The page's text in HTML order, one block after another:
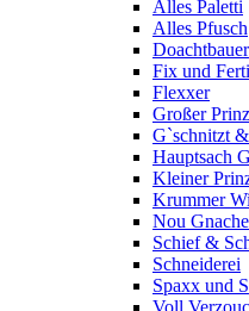
Alles Paletti
Alles Pfusch
Doachtbauer
Fix und
Flexxer
Großer
Gˋschnitzt
Hauptsach
Kleiner
Krummer
Nou
Schief &
Schneiderei
Spaxx und
Voll